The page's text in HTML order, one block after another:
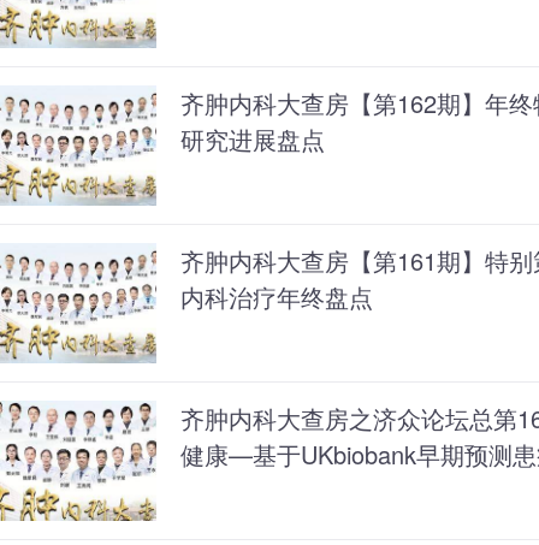
齐肿内科大查房【第162期】年
研究进展盘点
齐肿内科大查房【第161期】特
内科治疗年终盘点
齐肿内科大查房之济众论坛总第
健康—基于UKbiobank早期预测